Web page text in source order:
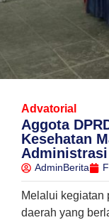
Advatorial
Aggota
Kesehatan
Administrasi
AdminBerita
Melalui kegiatan
daerah yang